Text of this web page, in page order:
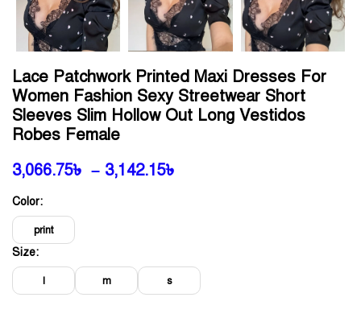
Lace Patchwork Printed Maxi Dresses For
Women Fashion Sexy Streetwear Short
Sleeves Slim Hollow Out Long Vestidos
Robes Female
3,066.75৳ – 3,142.15৳
Color:
print
Size:
l m s